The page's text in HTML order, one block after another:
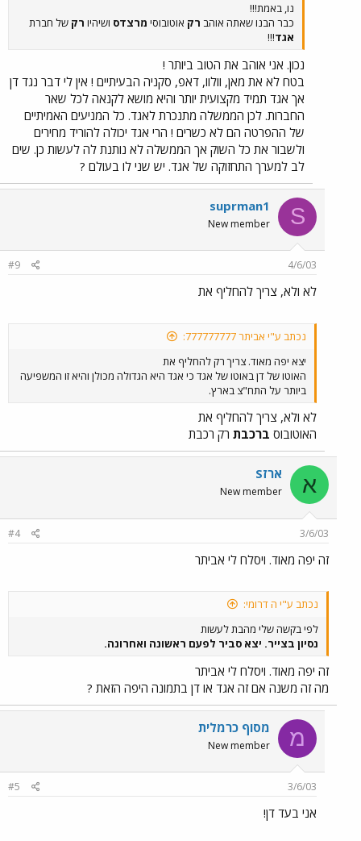
נו, באמת!!!
כבר הבנו שאתה אוהב רק אוטובוסי מרצדס ושיהיו רק של חברת
אגד!!!
נכון. אני אוהב את הטוב ביותר !
בטח לא את מאן, וולוו, דאפ, סקניה הבעיתיים ! אין לי דבר נגד דן
אך אגד תמיד מקצועית יותר והיא מושא לקנאה לכל שאר
החברות. לכן הממשלה מתנכרת לאגד. כל המניעים האמיתיים
של ההפרטה הם לא כשרים ! הרי אגד יכולה להוריד מחירים
ולשבור את כל השוק אך הממשלה לא נותנת לה לעשות כן. שים
לב למערך התחזוקה של אגד. יש שני לו בעולם ?
S
suprman1
New member
4/6/03
#9
לא ולא, צריך להחליף את
נכתב ע"י אביתר 777777777:
יצא יפה מאוד. צריך רק להחליף את
האוטו של דן באוטו של אגד כי אגד היא הגדולה מכולן והיא זו המשפיעה
ביותר על התח"צ בארץ.
לא ולא, צריך להחליף את
האוטובוס ברכבת רק רכבת
א ארזS
New member
3/6/03
#4
זה יפה מאוד. ויסלח לי אביתר
נכתב ע"י ה דרומי:
לפי בקשה שלי מהבת לעשות
נסיון בצייר. יצא סביר לפעם ראשונה ואחרונה.
זה יפה מאוד. ויסלח לי אביתר
מה זה משנה אם זה אגד או דן בתמונה היפה הזאת ?
מ מסוף כרמלית
New member
3/6/03
#5
אני בעד דן!